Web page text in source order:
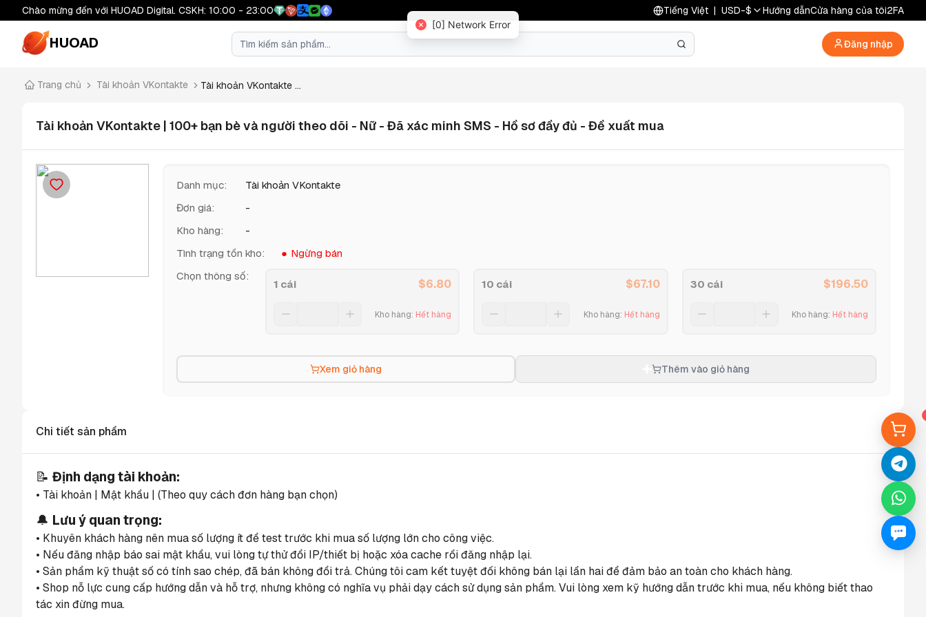
Chào mừng đến với HUOAD Digital. CSKH: 10:00 - 23:00 Tiếng Việt | USD-$ Hướng dẫnCửa hàng của tôi2FA
HUOAD Đăng nhập
Trang chủ Tài khoản VKontakte Tài khoản VKontakte ...
Tài khoản VKontakte | 100+ bạn bè và người theo dõi - Nữ - Đã xác minh SMS - Hồ sơ đầy đủ - Đề xuất mua
Danh mục:
Tài khoản VKontakte
Đơn giá:
-
Kho hàng:
-
Tình trạng tồn kho:
Ngừng bán
Chọn thông số:
1 cái $6.80
Kho hàng: Hết hàng
10 cái $67.10
Kho hàng: Hết hàng
30 cái $196.50
Kho hàng: Hết hàng
Xem giỏ hàng Thêm vào giỏ hàng
Chi tiết sản phẩm
📝 Định dạng tài khoản:
• Tài khoản | Mật khẩu | (Theo quy cách đơn hàng bạn chọn)
🔔 Lưu ý quan trọng:
• Khuyên khách hàng nên mua số lượng ít để test trước khi mua số lượng lớn cho công việc.
• Nếu đăng nhập báo sai mật khẩu, vui lòng tự thử đổi IP/thiết bị hoặc xóa cache rồi đăng nhập lại.
• Sản phẩm kỹ thuật số có tính sao chép, đã bán không đổi trả. Chúng tôi cam kết tuyệt đối không bán lại lần hai để đảm bảo an toàn cho khách hàng.
• Shop nỗ lực cung cấp hướng dẫn và hỗ trợ, nhưng không có nghĩa vụ phải dạy cách sử dụng sản phẩm. Vui lòng xem kỹ hướng dẫn trước khi mua, nếu không biết thao
tác xin đừng mua.
[0] Network Error